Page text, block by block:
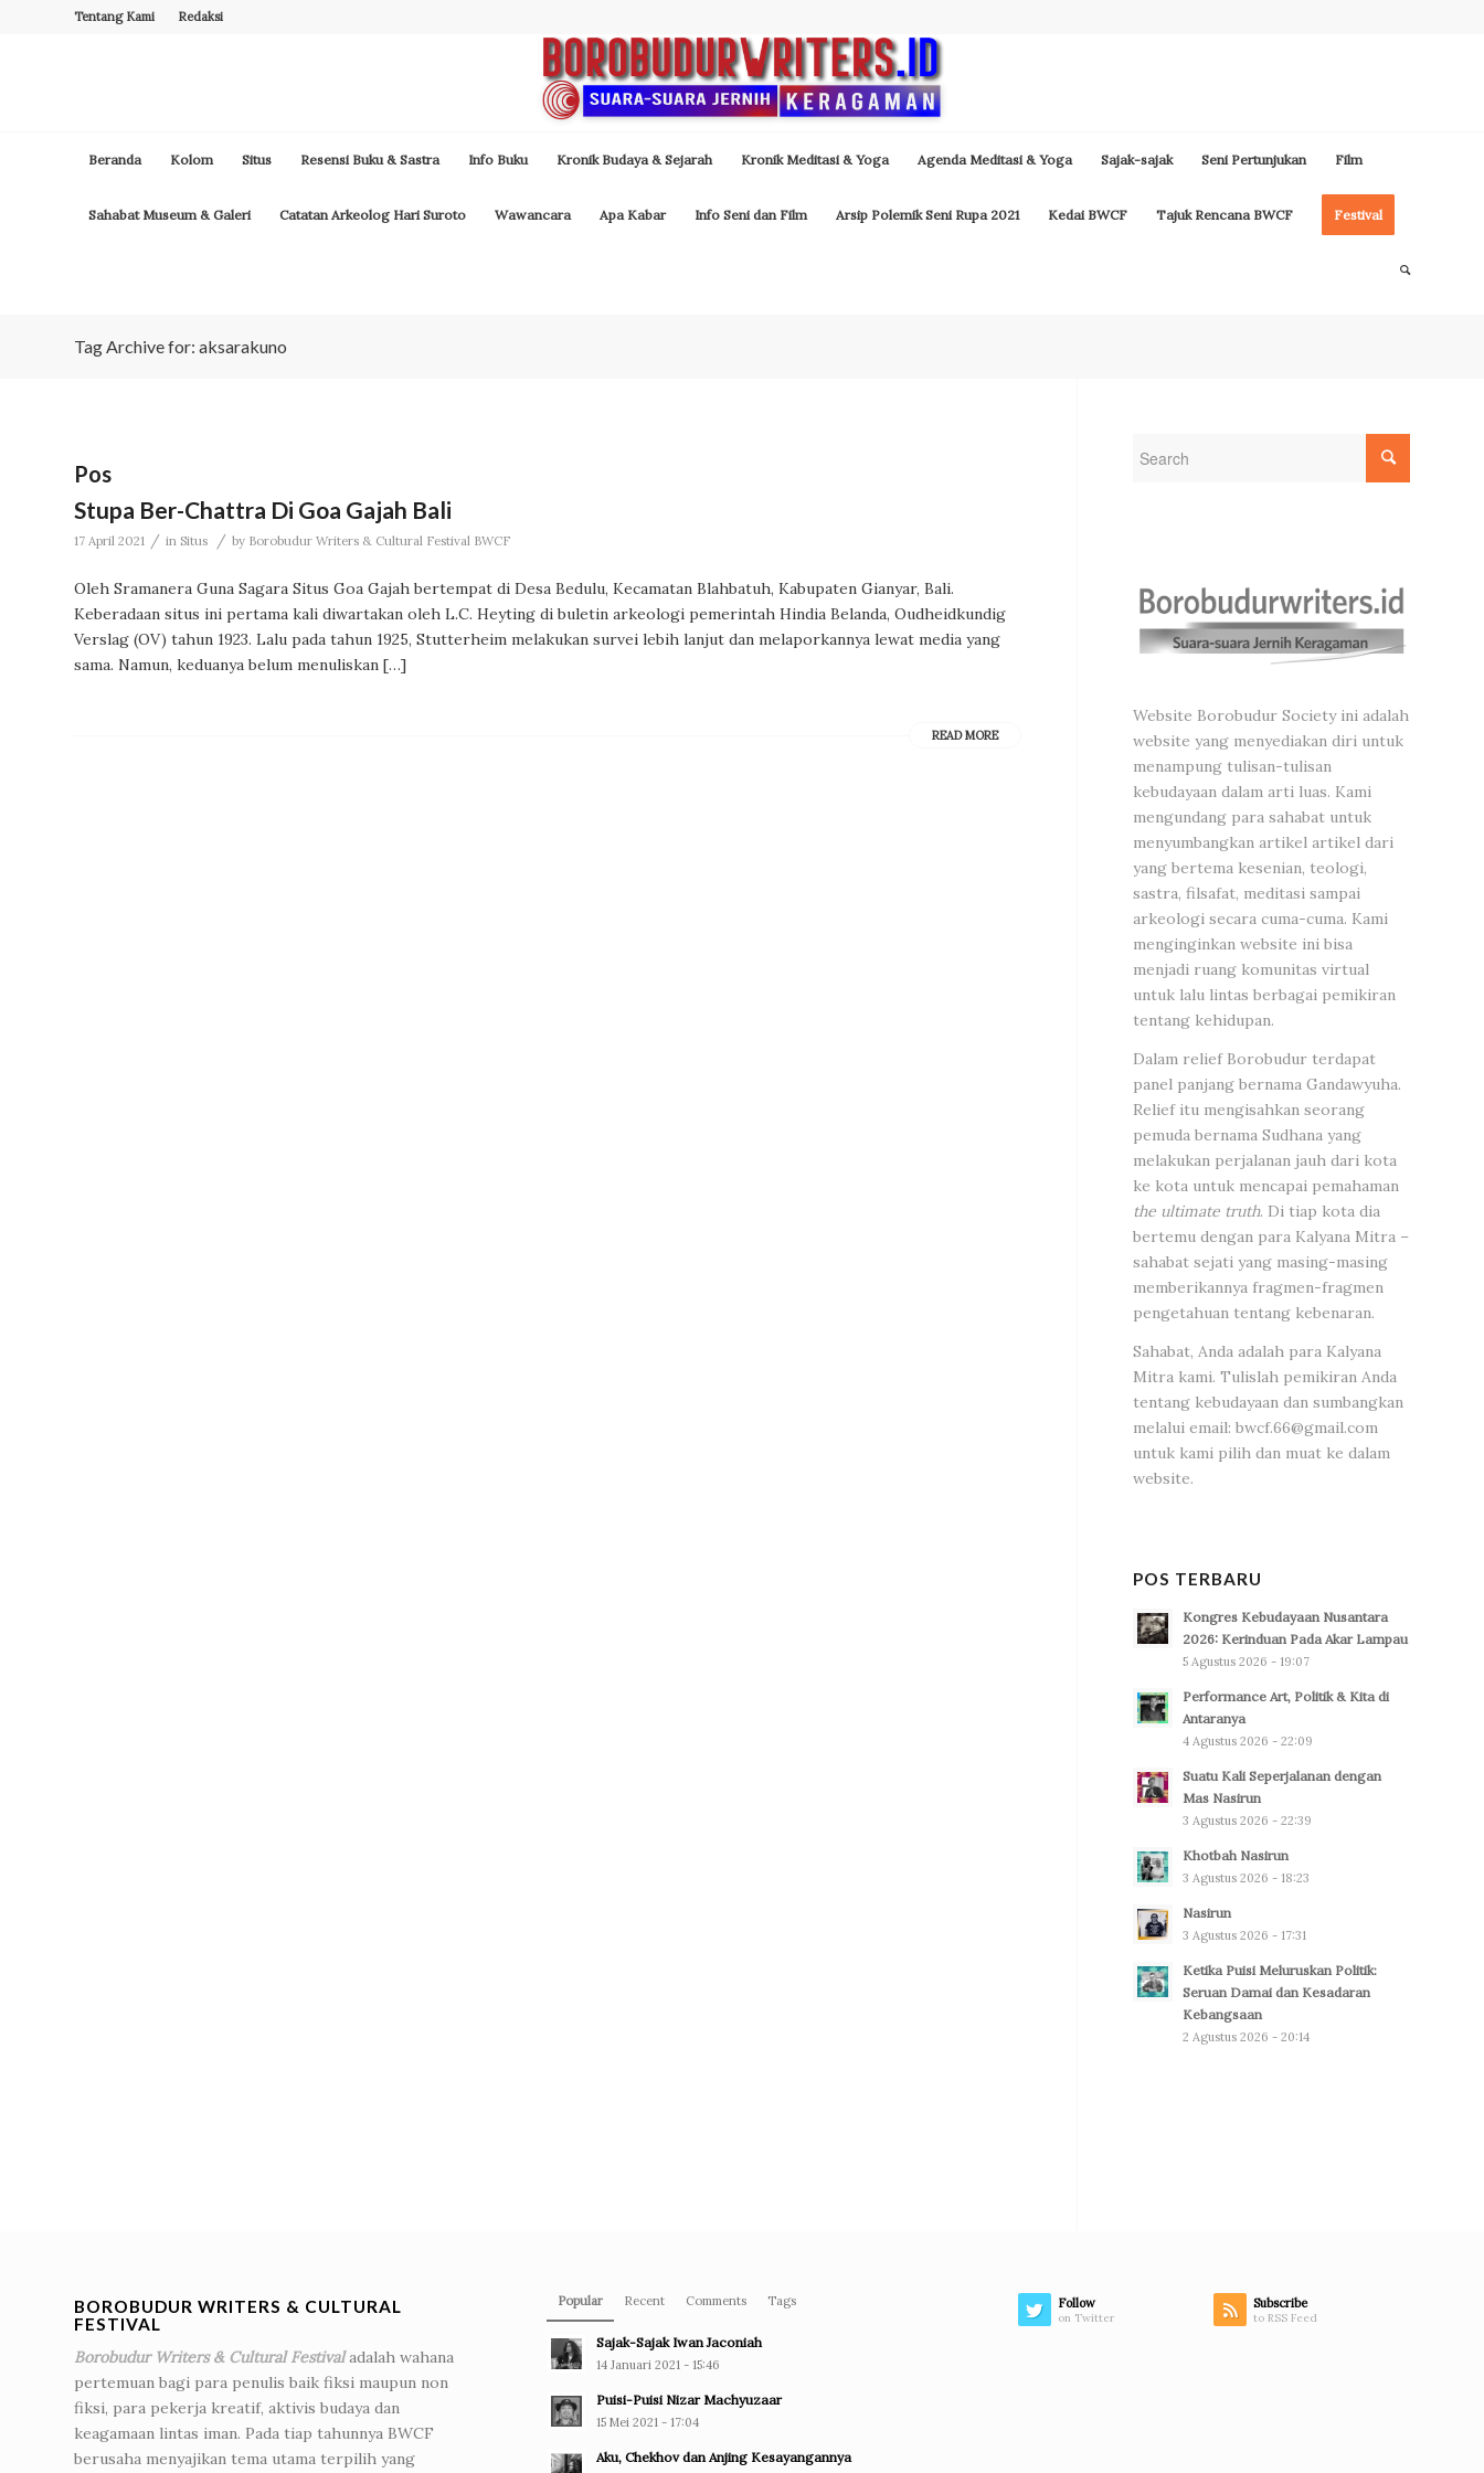
Tentang Kami Redaksi
Beranda Kolom Situs Resensi Buku & Sastra Info Buku Kronik Budaya & Sejarah Kronik Meditasi & Yoga Agenda Meditasi & Yoga Sajak-sajak Seni Pertunjukan Film
Sahabat Museum & Galeri Catatan Arkeolog Hari Suroto Wawancara Apa Kabar Info Seni dan Film Arsip Polemik Seni Rupa 2021 Kedai BWCF Tajuk Rencana BWCF Festival
Tag Archive for: aksarakuno
Pos
Stupa Ber-Chattra Di Goa Gajah Bali
17 April 2021 / in Situs / by Borobudur Writers & Cultural Festival BWCF
Oleh Sramanera Guna Sagara Situs Goa Gajah bertempat di Desa Bedulu, Kecamatan Blahbatuh, Kabupaten Gianyar, Bali.
Keberadaan situs ini pertama kali diwartakan oleh L.C. Heyting di buletin arkeologi pemerintah Hindia Belanda, Oudheidkundig
Verslag (OV) tahun 1923. Lalu pada tahun 1925, Stutterheim melakukan survei lebih lanjut dan melaporkannya lewat media yang
sama. Namun, keduanya belum menuliskan […]
READ MORE
Website Borobudur Society ini adalah
website yang menyediakan diri untuk
menampung tulisan-tulisan
kebudayaan dalam arti luas. Kami
mengundang para sahabat untuk
menyumbangkan artikel artikel dari
yang bertema kesenian, teologi,
sastra, filsafat, meditasi sampai
arkeologi secara cuma-cuma. Kami
menginginkan website ini bisa
menjadi ruang komunitas virtual
untuk lalu lintas berbagai pemikiran
tentang kehidupan.
Dalam relief Borobudur terdapat
panel panjang bernama Gandawyuha.
Relief itu mengisahkan seorang
pemuda bernama Sudhana yang
melakukan perjalanan jauh dari kota
ke kota untuk mencapai pemahaman
the ultimate truth. Di tiap kota dia
bertemu dengan para Kalyana Mitra –
sahabat sejati yang masing-masing
memberikannya fragmen-fragmen
pengetahuan tentang kebenaran.
Sahabat, Anda adalah para Kalyana
Mitra kami. Tulislah pemikiran Anda
tentang kebudayaan dan sumbangkan
melalui email: bwcf.66@gmail.com
untuk kami pilih dan muat ke dalam
website.
POS TERBARU
Kongres Kebudayaan Nusantara
2026: Kerinduan Pada Akar Lampau
5 Agustus 2026 - 19:07
Performance Art, Politik & Kita di
Antaranya
4 Agustus 2026 - 22:09
Suatu Kali Seperjalanan dengan
Mas Nasirun
3 Agustus 2026 - 22:39
Khotbah Nasirun
3 Agustus 2026 - 18:23
Nasirun
3 Agustus 2026 - 17:31
Ketika Puisi Meluruskan Politik:
Seruan Damai dan Kesadaran
Kebangsaan
2 Agustus 2026 - 20:14
BOROBUDUR WRITERS & CULTURAL
FESTIVAL
Borobudur Writers & Cultural Festivaladalah wahana
pertemuan bagi para penulis baik fiksi maupun non
fiksi, para pekerja kreatif, aktivis budaya dan
keagamaan lintas iman. Pada tiap tahunnya BWCF
berusaha menyajikan tema utama terpilih yang
Popular Recent Comments Tags
Sajak-Sajak Iwan Jaconiah
14 Januari 2021 - 15:46
Puisi-Puisi Nizar Machyuzaar
15 Mei 2021 - 17:04
Aku, Chekhov dan Anjing Kesayangannya
Follow
on Twitter
Subscribe
to RSS Feed